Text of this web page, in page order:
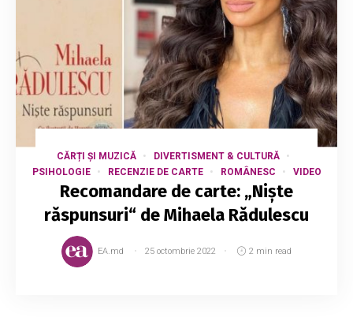
CĂRȚI ȘI MUZICĂ
DIVERTISMENT & CULTURĂ
PSIHOLOGIE
RECENZIE DE CARTE ROMÂNESC VIDEO
Recomandare de carte: „Niște
răspunsuri“ de Mihaela Rădulescu
EA.md 25 octombrie 2022 2 min read